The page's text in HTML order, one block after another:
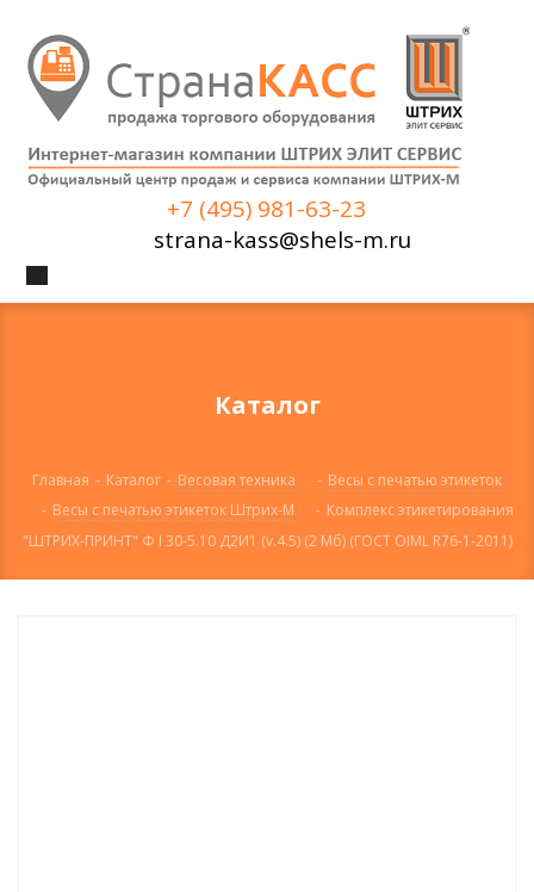
+7 (495) 981-63-23
strana-kass@shels-m.ru
Каталог
Главная - Каталог - Весовая техника - Весы с печатью этикеток
- Весы с печатью этикеток Штрих-М - Комплекс этикетирования
"ШТРИХ-ПРИНТ" Ф I 30-5.10 Д2И1 (v.4.5) (2 Мб) (ГОСТ OIML R76-1-2011)